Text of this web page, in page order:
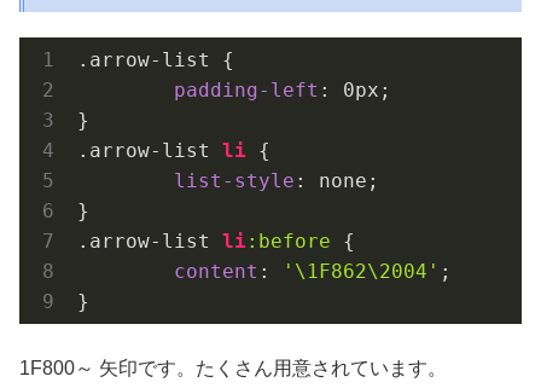
.arrow-list
{
padding-left : 0px ;
.arrow-list
li {
list-style : none;
.arrow-list
li :before {
content : '\1F862\2004' ;
}
1F800～ 矢印です。たくさん用意されています。